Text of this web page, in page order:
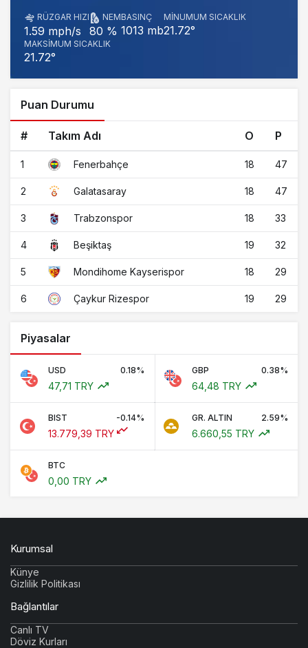
RÜZGAR HIZI
1.59 mph/s
NEM
80 %
BASINÇ
1013 mb
MINUMUM SICAKLIK
21.72°
MAKSIMUM SICAKLIK
21.72°
Puan Durumu
# Takım Adı O P
1 Fenerbahçe 18 47
2 Galatasaray 18 47
3 Trabzonspor 18 33
4 Beşiktaş 19 32
5 Mondihome Kayserispor 18 29
6 Çaykur Rizespor 19 29
Piyasalar
USD 0.18%
47,71 TRY
GBP 0.38%
64,48 TRY
BIST -0.14%
13.779,39 TRY
GR. ALTIN 2.59%
6.660,55 TRY
BTC
0,00 TRY
Kurumsal
Künye
Gizlilik Politikası
Bağlantılar
Canlı TV
Döviz Kurları